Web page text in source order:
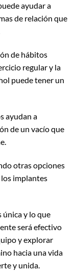
ayudar a
de relación que
de hábitos
regular y la
puede tener un
ayudan a
de un vacío que
otras opciones
implantes
única y lo que
será efectivo
y explorar
hacia una vida
y unida.